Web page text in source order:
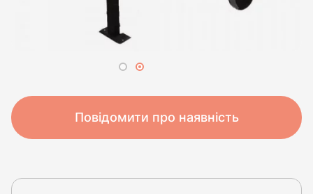
Повідомити про наявність